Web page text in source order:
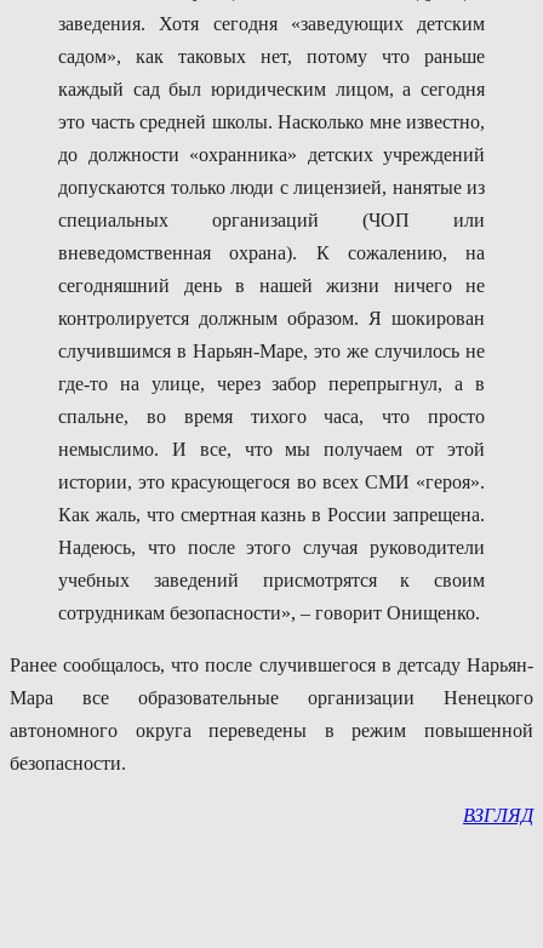
заведения. Хотя сегодня «заведующих детским
садом», как таковых нет, потому что раньше
каждый сад был юридическим лицом, а сегодня
это часть средней школы. Насколько мне известно,
до должности «охранника» детских учреждений
допускаются только люди с лицензией, нанятые из
специальных организаций (ЧОП или
вневедомственная охрана). К сожалению, на
сегодняшний день в нашей жизни ничего не
контролируется должным образом. Я шокирован
случившимся в Нарьян-Маре, это же случилось не
где-то на улице, через забор перепрыгнул, а в
спальне, во время тихого часа, что просто
немыслимо. И все, что мы получаем от этой
истории, это красующегося во всех СМИ «героя».
Как жаль, что смертная казнь в России запрещена.
Надеюсь, что после этого случая руководители
учебных заведений присмотрятся к своим
сотрудникам безопасности», – говорит Онищенко.
Ранее сообщалось, что после случившегося в детсаду Нарьян-
Мара все образовательные организации Ненецкого
автономного округа переведены в режим повышенной
безопасности.
ВЗГЛЯД